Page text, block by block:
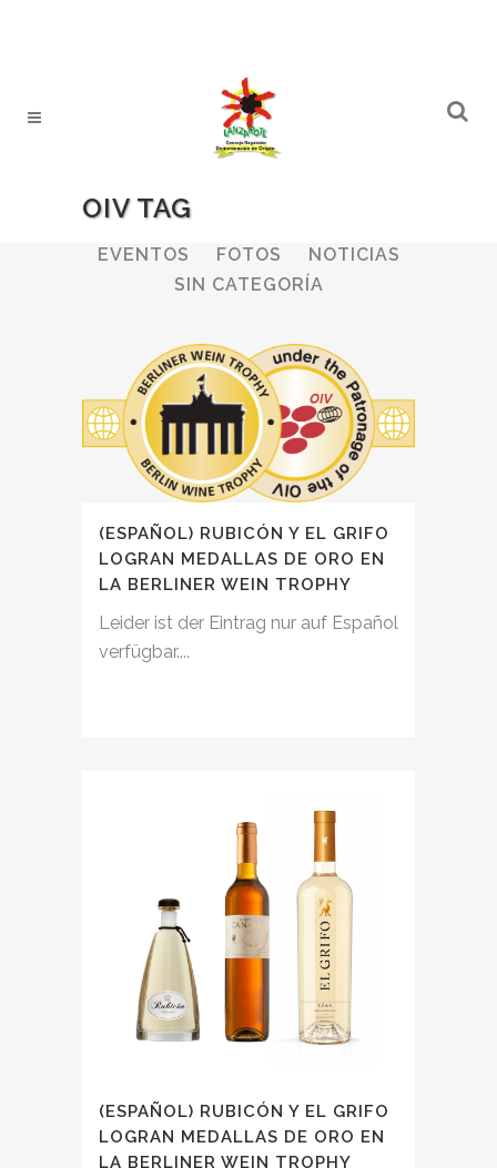
OIV TAG
ALL BODEGAS
EVENTOS
FOTOS
NOTICIAS
SIN CATEGORÍA
(ESPAÑOL) RUBICÓN Y EL GRIFO
LOGRAN MEDALLAS DE ORO EN
LA BERLINER WEIN TROPHY
Leider ist der Eintrag nur auf Español
verfügbar....
(ESPAÑOL) RUBICÓN Y EL GRIFO
LOGRAN MEDALLAS DE ORO EN
LA BERLINER WEIN TROPHY